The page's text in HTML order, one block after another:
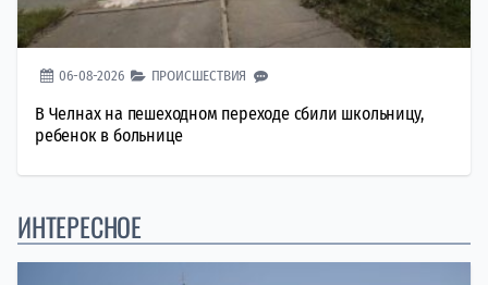
06-08-2026 ПРОИСШЕСТВИЯ
В Челнах на пешеходном переходе сбили школьницу,
ребенок в больнице
ИНТЕРЕСНОЕ